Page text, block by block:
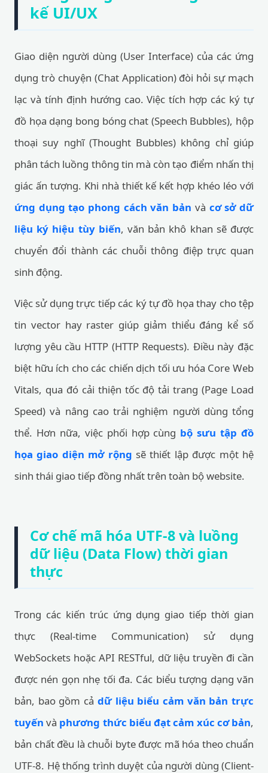
kế UI/UX
Giao diện người dùng (User Interface) của các ứng
dụng trò chuyện (Chat Application) đòi hỏi sự mạch
lạc và tính định hướng cao. Việc tích hợp các ký tự
đồ họa dạng bong bóng chat (Speech Bubbles), hộp
thoại suy nghĩ (Thought Bubbles) không chỉ giúp
phân tách luồng thông tin mà còn tạo điểm nhấn thị
giác ấn tượng. Khi nhà thiết kế kết hợp khéo léo với
ứng dụng tạo phong cách văn bản và cơ sở dữ
liệu ký hiệu tùy biến, văn bản khô khan sẽ được
chuyển đổi thành các chuỗi thông điệp trực quan
sinh động.
Việc sử dụng trực tiếp các ký tự đồ họa thay cho tệp
tin vector hay raster giúp giảm thiểu đáng kể số
lượng yêu cầu HTTP (HTTP Requests). Điều này đặc
biệt hữu ích cho các chiến dịch tối ưu hóa Core Web
Vitals, qua đó cải thiện tốc độ tải trang (Page Load
Speed) và nâng cao trải nghiệm người dùng tổng
thể. Hơn nữa, việc phối hợp cùng bộ sưu tập đồ
họa giao diện mở rộng sẽ thiết lập được một hệ
sinh thái giao tiếp đồng nhất trên toàn bộ website.
Cơ chế mã hóa UTF-8 và luồng
dữ liệu (Data Flow) thời gian
thực
Trong các kiến trúc ứng dụng giao tiếp thời gian
thực (Real-time Communication) sử dụng
WebSockets hoặc API RESTful, dữ liệu truyền đi cần
được nén gọn nhẹ tối đa. Các biểu tượng dạng văn
bản, bao gồm cả dữ liệu biểu cảm văn bản trực
tuyến và phương thức biểu đạt cảm xúc cơ bản,
bản chất đều là chuỗi byte được mã hóa theo chuẩn
UTF-8. Hệ thống trình duyệt của người dùng (Client-